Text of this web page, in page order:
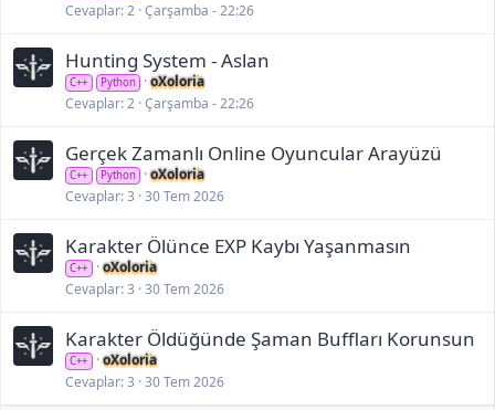
Cevaplar 2 Çarşamba - 22:26
Hunting System - Aslan
C++ Python
oXoloria
Cevaplar 2 Çarşamba - 22:26
Gerçek Zamanlı Online Oyuncular Arayüzü
C++ Python
oXoloria
Cevaplar 3 30 Tem 2026
Karakter Ölünce EXP Kaybı Yaşanmasın
C++
oXoloria
Cevaplar 3 30 Tem 2026
Karakter Öldüğünde Şaman Buffları Korunsun
C++
oXoloria
Cevaplar 3 30 Tem 2026